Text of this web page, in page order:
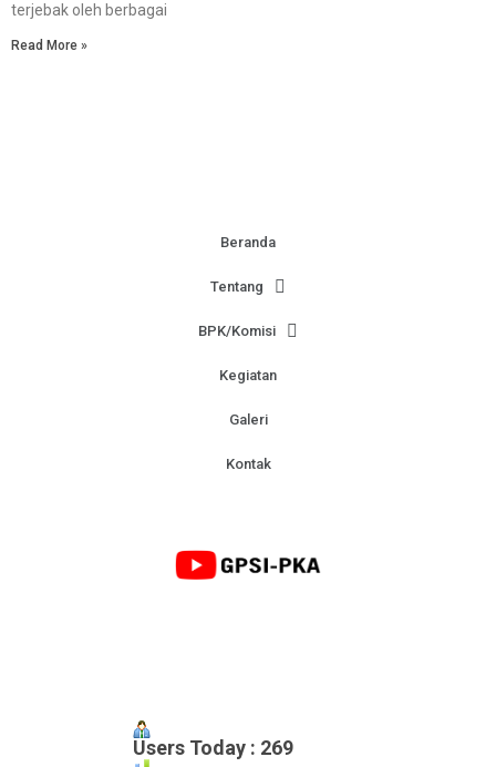
terjebak oleh berbagai
Read More »
Beranda
Tentang
BPK/Komisi
Kegiatan
Galeri
Kontak
Users Today : 269